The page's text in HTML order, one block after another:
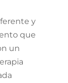
y
que
un